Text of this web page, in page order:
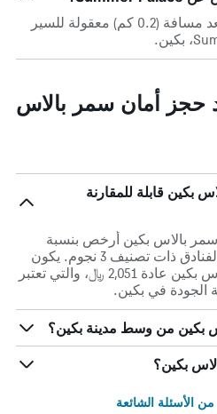
أمان سمر بالاس بكين على بعد مسافة (0.2 كم) معقولة للسير
حجز أمان سمر بالاس
بكين قابلة للمقارنة
بالاس بكين أرخص بنسبة
668% عن الوسطي في بكين لفنادق ذات تصنيف 3 نجوم. يكون
سعر الليلة في أمان سمر بالاس بكين عادة 2,051 ﷼، والتي تعتبر
الجودة في بكين.
بكين من وسط مدينة بكين؟
بكين؟
الأسئلة الشائعة